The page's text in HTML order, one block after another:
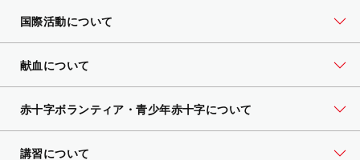
国際活動について
献血について
赤十字ボランティア・青少年赤十字について
講習について